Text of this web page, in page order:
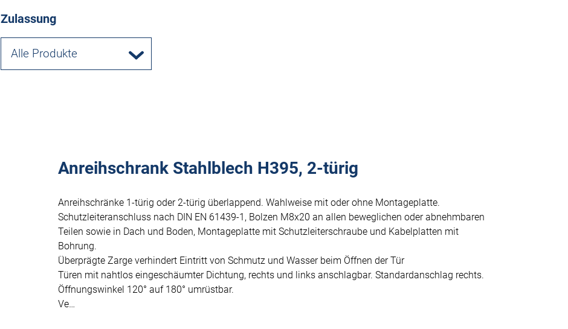
Zulassung
Alle Produkte
Anreihschrank Stahlblech H395, 2-türig
Anreihschränke 1-türig oder 2-türig überlappend. Wahlweise mit oder ohne Montageplatte.
Schutzleiteranschluss nach DIN EN 61439-1, Bolzen M8x20 an allen beweglichen oder abnehmbaren
Teilen sowie in Dach und Boden, Montageplatte mit Schutzleiterschraube und Kabelplatten mit
Bohrung.
Überprägte Zarge verhindert Eintritt von Schmutz und Wasser beim Öffnen der Tür
Türen mit nahtlos eingeschäumter Dichtung, rechts und links anschlagbar. Standardanschlag rechts.
Öffnungswinkel 120° auf 180° umrüstbar.
Ve…